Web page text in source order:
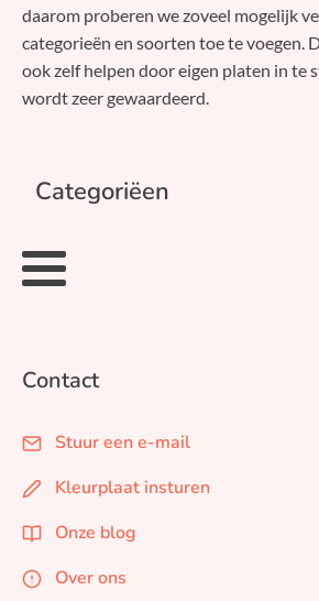
daarom proberen we zoveel mogelijk
categorieën en soorten toe te voegen.
ook zelf helpen door eigen platen in te
wordt zeer gewaardeerd.
Categoriëen
Contact
Stuur een e-mail
Kleurplaat insturen
Onze blog
Over ons